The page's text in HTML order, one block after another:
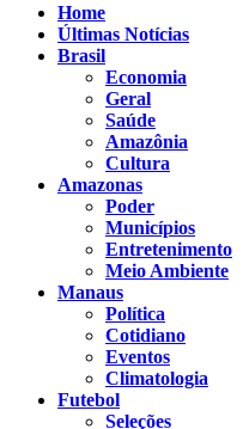
Home
Últimas Notícias
Brasil
Economia
Geral
Saúde
Amazônia
Cultura
Amazonas
Poder
Municípios
Entretenimento
Meio Ambiente
Manaus
Política
Cotidiano
Eventos
Climatologia
Futebol
Seleções